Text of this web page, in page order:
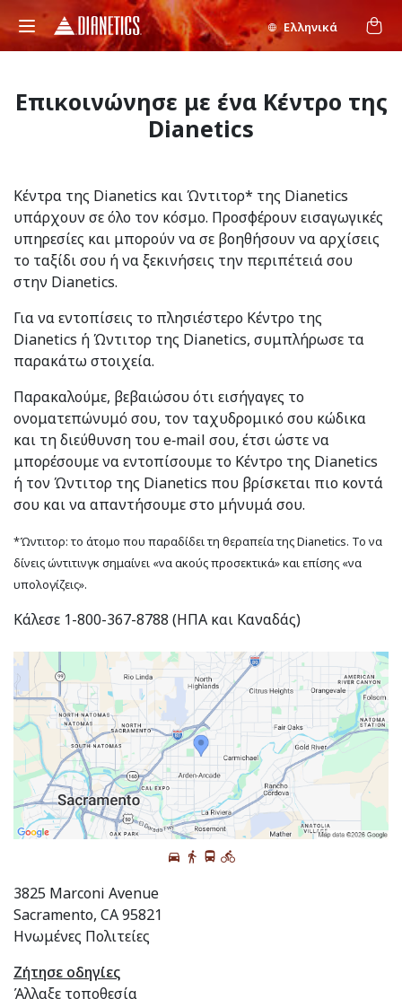
Ελληνικά
Επικοινώνησε με ένα Κέντρο της
Dianetics
Κέντρα της Dianetics και Ώντιτορ* της Dianetics
υπάρχουν σε όλο τον κόσμο. Προσφέρουν εισαγωγικές
υπηρεσίες και μπορούν να σε βοηθήσουν να αρχίσεις
το ταξίδι σου ή να ξεκινήσεις την περιπέτειά σου
στην Dianetics.
Για να εντοπίσεις το πλησιέστερο Κέντρο της
Dianetics ή Ώντιτορ της Dianetics, συμπλήρωσε τα
παρακάτω στοιχεία.
Παρακαλούμε, βεβαιώσου ότι εισήγαγες το
ονοματεπώνυμό σου, τον ταχυδρομικό σου κώδικα
και τη διεύθυνση του e‑mail σου, έτσι ώστε να
μπορέσουμε να εντοπίσουμε το Κέντρο της Dianetics
ή τον Ώντιτορ της Dianetics που βρίσκεται πιο κοντά
σου και να απαντήσουμε στο μήνυμά σου.
*Ώντιτορ: το άτομο που παραδίδει τη θεραπεία της Dianetics. Το να
δίνεις ώντιτινγκ σημαίνει «να ακούς προσεκτικά» και επίσης «να
υπολογίζεις».
Κάλεσε 1-800-367-8788 (ΗΠΑ και Καναδάς)
3825 Marconi Avenue
Sacramento, CA 95821
Ηνωμένες Πολιτείες
Ζήτησε οδηγίες
Άλλαξε τοποθεσία